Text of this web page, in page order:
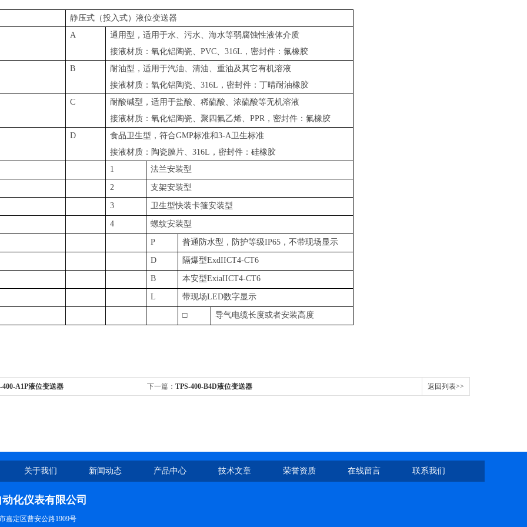
400
静压式（投入式）液位变送器
A
通用型，适用于水、污水、海水等弱腐蚀性液体介质
接液材质：氧化铝陶瓷、PVC、316L，密封件：氟橡胶
B
耐油型，适用于汽油、清油、重油及其它有机溶液
接液材质：氧化铝陶瓷、316L，密封件：丁晴耐油橡胶
C
耐酸碱型，适用于盐酸、稀硫酸、浓硫酸等无机溶液
接液材质：氧化铝陶瓷、聚四氟乙烯、PPR，密封件：氟橡胶
D
食品卫生型，符合GMP标准和3-A卫生标准
接液材质：陶瓷膜片、316L，密封件：硅橡胶
1
法兰安装型
2 支架安装型
3 卫生型快装卡箍安装型
4 螺纹安装型
P 普通防水型，防护等级IP65，不带现场显示
D 隔爆型ExdIICT4-CT6
B 本安型ExiaIICT4-CT6
L 带现场LED数字显示
□ 导气电缆长度或者安装高度
400-A1P液位变送器 下一篇： TPS-400-B4D液位变送器 返回列表>>
关于我们 新闻动态 产品中心 技术文章 荣誉资质 在线留言 联系我们
化仪表有限公司
嘉定区曹安公路1909号